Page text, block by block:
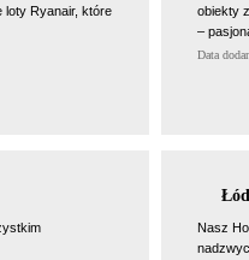
loty Ryanair, które
obiekty
–
Data
Nasz